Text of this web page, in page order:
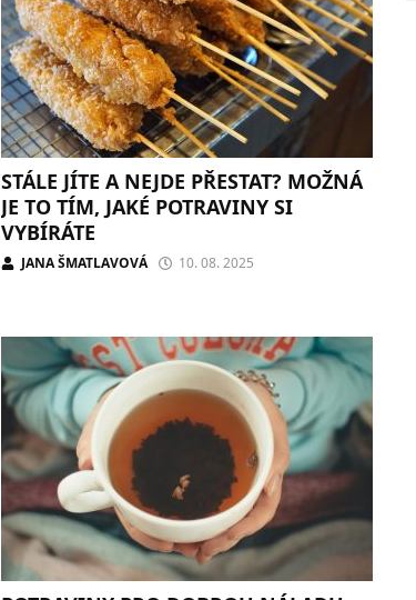
STÁLE JÍTE A NEJDE PŘESTAT? MOŽNÁ
JE TO TÍM, JAKÉ POTRAVINY SI
VYBÍRÁTE
JANA ŠMATLAVOVÁ 10. 08. 2025